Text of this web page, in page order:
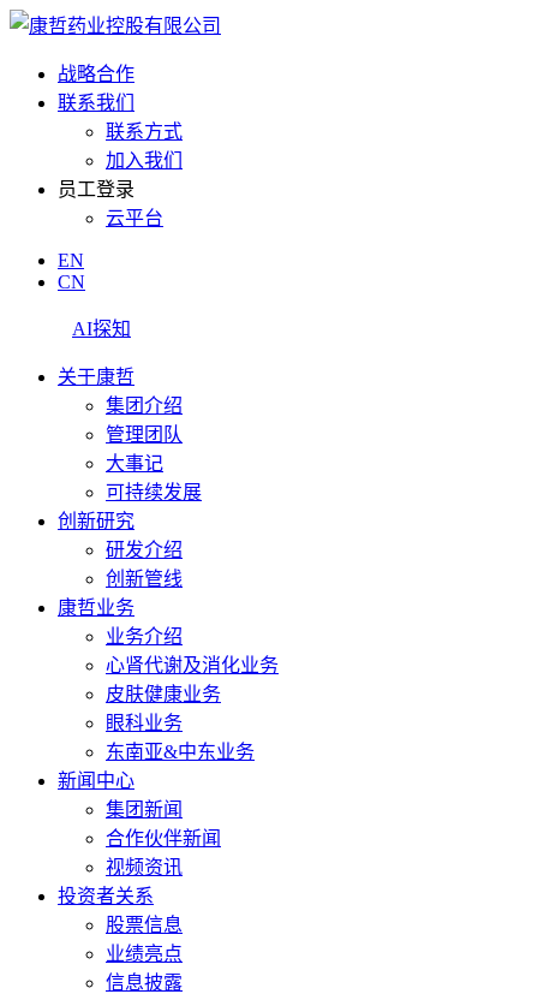
战略合作
联系我们
联系方式
加入我们
员工登录
云平台
EN
CN
AI探知
关于康哲
集团介绍
管理团队
大事记
可持续发展
创新研究
研发介绍
创新管线
康哲业务
业务介绍
心肾代谢及消化业务
皮肤健康业务
眼科业务
东南亚&中东业务
新闻中心
集团新闻
合作伙伴新闻
视频资讯
投资者关系
股票信息
业绩亮点
信息披露